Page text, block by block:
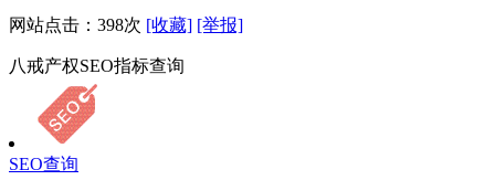
网站点击： 398次 [收藏] [举报]
八戒产权SEO指标查询
SEO查询